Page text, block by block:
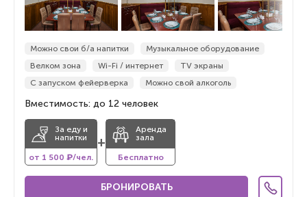
Можно свои б/а напитки
Музыкальное оборудование
Велком зона
Wi-Fi / интернет
TV экраны
С запуском фейерверка
Можно свой алкоголь
Вместимость: до 12 человек
За еду и
напитки
от 1 500 ₽/чел.
+
Аренда
зала
Бесплатно
БРОНИРОВАТЬ